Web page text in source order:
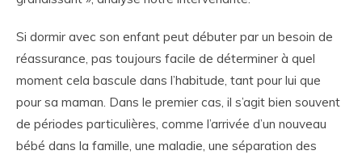
Si dormir avec son enfant peut débuter par un besoin de
réassurance, pas toujours facile de déterminer à quel
moment cela bascule dans l’habitude, tant pour lui que
pour sa maman. Dans le premier cas, il s’agit bien souvent
de périodes particulières, comme l’arrivée d’un nouveau
bébé dans la famille, une maladie, une séparation des